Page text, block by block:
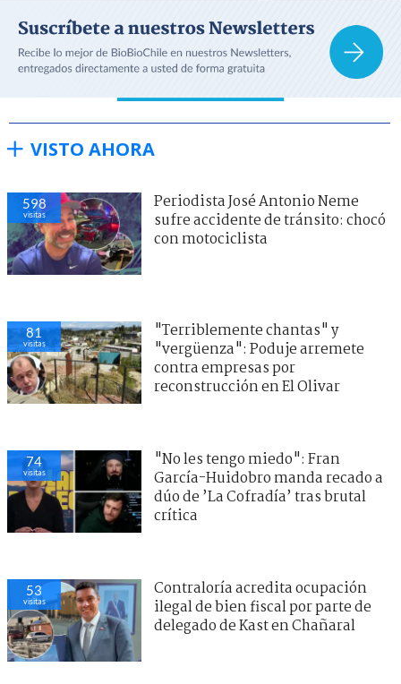
VISTO AHORA
598
visitas
Periodista José Antonio Neme
sufre accidente de tránsito: chocó
con motociclista
81
visitas
"Terriblemente chantas" y
"vergüenza": Poduje arremete
contra empresas por
reconstrucción en El Olivar
74
visitas
"No les tengo miedo": Fran
García-Huidobro manda recado a
dúo de ’La Cofradía’ tras brutal
crítica
53
visitas
Contraloría acredita ocupación
ilegal de bien fiscal por parte de
delegado de Kast en Chañaral